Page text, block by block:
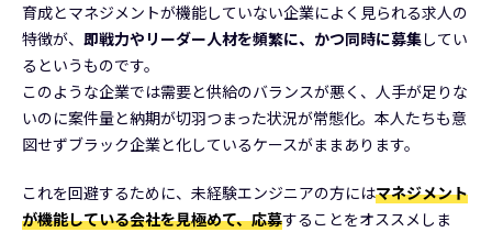
育成とマネジメントが機能していない企業によく見られる求人の
特徴が、 即戦力やリーダー人材を頻繁に、かつ同時に募集してい
るというものです。
このような企業では需要と供給のバランスが悪く、人手が足りな
いのに案件量と納期が切羽つまった状況が常態化。本人たちも意
図せずブラック企業と化しているケースがままあります。
これを回避するために、未経験エンジニアの方にはマネジメント
が機能している会社を見極めて、応募することをオススメしま